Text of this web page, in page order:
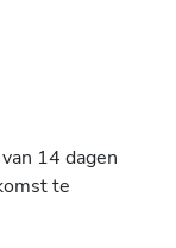
14 dagen
te